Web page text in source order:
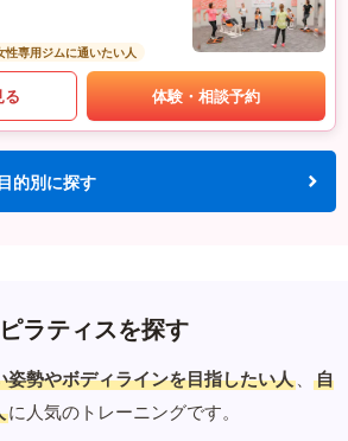
性専用ジムに通いたい人
る 体験・相談予約
的別に探す
ラティスを探す
姿勢やボディラインを目指したい人 、
自
に人気のトレーニングです。